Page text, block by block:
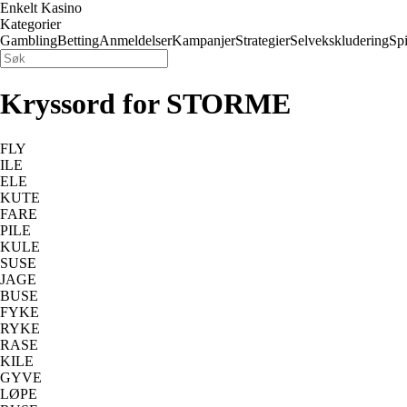
Enkelt Kasino
Kategorier
GamblingBettingAnmeldelserKampanjerStrategierSelvekskludering
Kryssord for STORME
FLY
ILE
ELE
KUTE
FARE
PILE
KULE
SUSE
JAGE
BUSE
FYKE
RYKE
RASE
KILE
GYVE
LØPE